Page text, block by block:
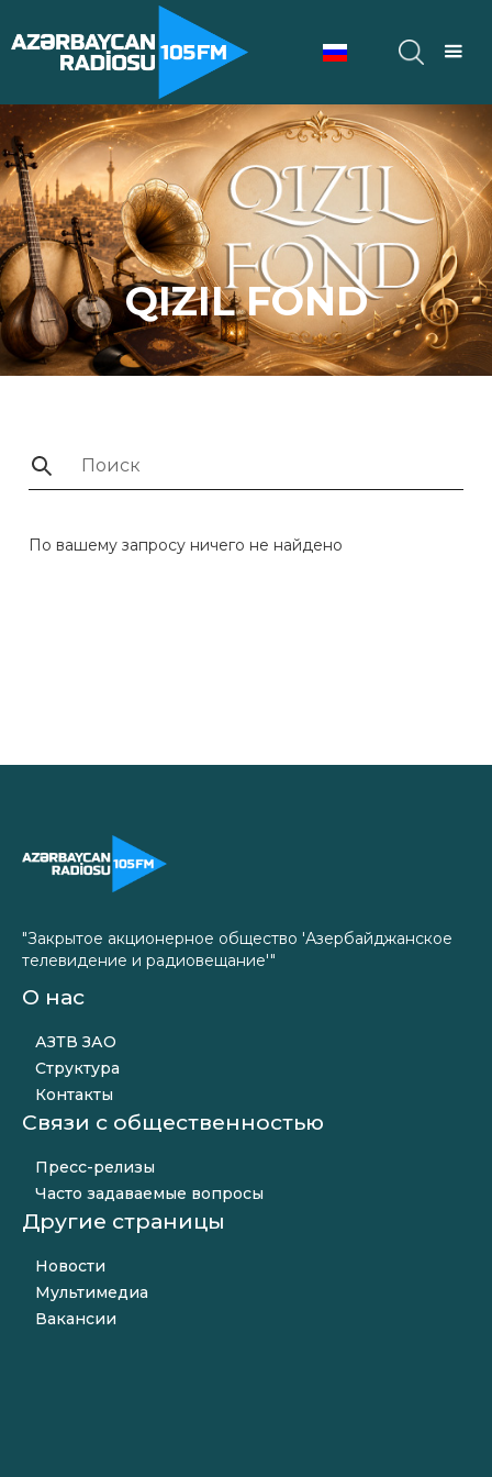
QIZIL FOND
По вашему запросу ничего не найдено
"Закрытое акционерное общество 'Азербайджанское
телевидение и радиовещание'"
О нас
АЗТВ ЗАО
Структура
Контакты
Связи с общественностью
Пресс-релизы
Часто задаваемые вопросы
Другие страницы
Новости
Мультимедиа
Вакансии